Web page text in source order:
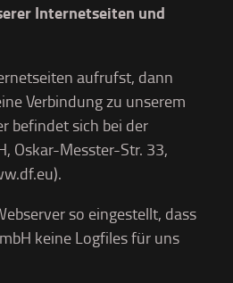
Internetseiten und
aufrufst, dann
Verbindung zu unserem
befindet sich bei der
Oskar-Messter-Str. 33,
so eingestellt, dass
keine Logfiles für uns